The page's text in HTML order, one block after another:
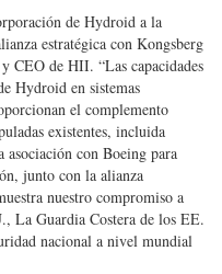
de Hydroid a la
estratégica con Kongsberg
CEO de HII. “Las capacidades
Hydroid en sistemas
el complemento
existentes, incluida
asociación con Boeing para
junto con la alianza
nuestro compromiso a
La Guardia Costera de los EE.
nacional a nivel mundial